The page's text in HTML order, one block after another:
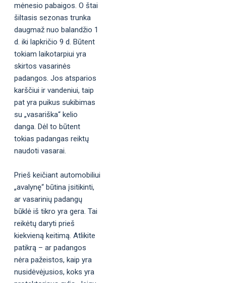
mėnesio pabaigos. O štai
šiltasis sezonas trunka
daugmaž nuo balandžio 1
d. iki lapkričio 9 d. Būtent
tokiam laikotarpiui yra
skirtos vasarinės
padangos. Jos atsparios
karščiui ir vandeniui, taip
pat yra puikus sukibimas
su „vasariška“ kelio
danga. Dėl to būtent
tokias padangas reiktų
naudoti vasarai.
Prieš keičiant automobiliui
„avalynę“ būtina įsitikinti,
ar vasarinių padangų
būklė iš tikro yra gera. Tai
reikėtų daryti prieš
kiekvieną keitimą. Atlikite
patikrą – ar padangos
nėra pažeistos, kaip yra
nusidėvėjusios, koks yra